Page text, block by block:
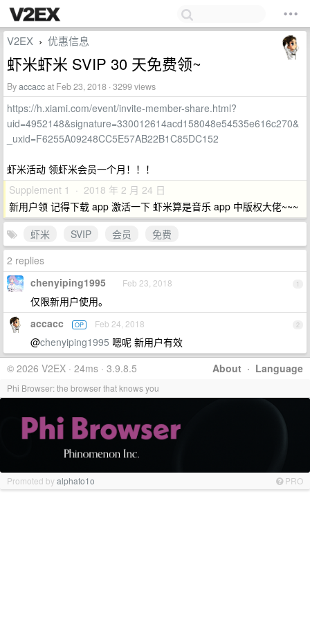
V2EX › 优惠信息
虾米虾米 SVIP 30 天免费领~
Byaccaccat Feb 23, 2018 · 3299 views
https://h.xiami.com/event/invite-member-share.html?
uid=4952148&signature=330012614acd158048e54535e616c270&
_uxid=F6255A09248CC5E57AB22B1C85DC152
虾米活动 领虾米会员一个月！！！
Supplement 1 · 2018 年 2 月 24 日
新用户领 记得下载 app 激活一下 虾米算是音乐 app 中版权大佬~~~
虾米
SVIP 会员
免费
2 replies
1
chenyiping1995 Feb 23, 2018
仅限新用户使用。
2
accacc OP Feb 24, 2018
@chenyiping1995 嗯呢 新用户有效
About · Language
© 2026 V2EX · 24ms · 3.9.8.5
Phi Browser: the browser that knows you
Promoted byalphato1o PRO